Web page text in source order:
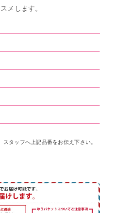
メします。
タッフへ上記品番をお伝え下さい。